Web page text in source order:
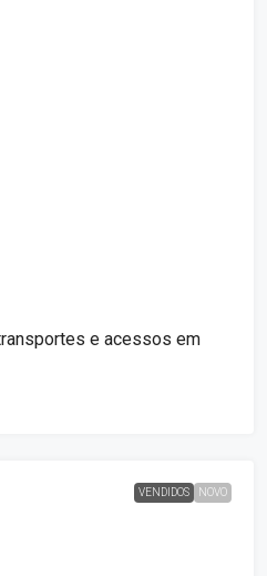
e acessos em
VENDIDOS NOVO